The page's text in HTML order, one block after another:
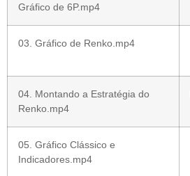
Gráfico de 6P.mp4
03. Gráfico de Renko.mp4
04. Montando a Estratégia do
Renko.mp4
05. Gráfico Clássico e
Indicadores.mp4